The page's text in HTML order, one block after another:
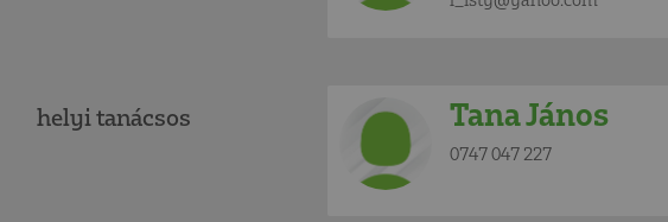
helyi tanácsos Tana János
0747 047 227